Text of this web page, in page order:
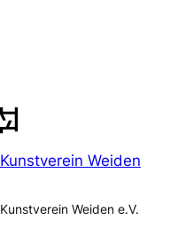
Kunstverein Weiden
Kunstverein Weiden e.V.